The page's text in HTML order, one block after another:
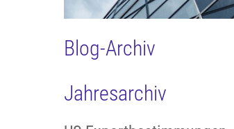
Blog-Archiv
Jahresarchiv